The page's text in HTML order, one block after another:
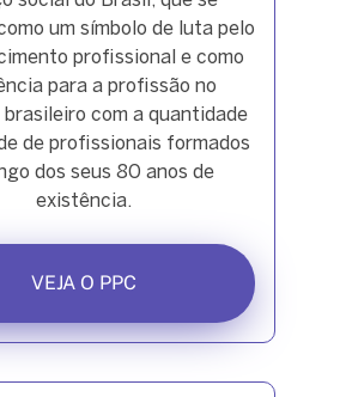
um símbolo de luta pelo
profissional e como
para a profissão no
com a quantidade
de profissionais formados
dos seus 80 anos de
existência.
VEJA O PPC